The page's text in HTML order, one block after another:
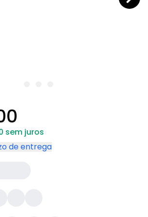
sem juros
de entrega